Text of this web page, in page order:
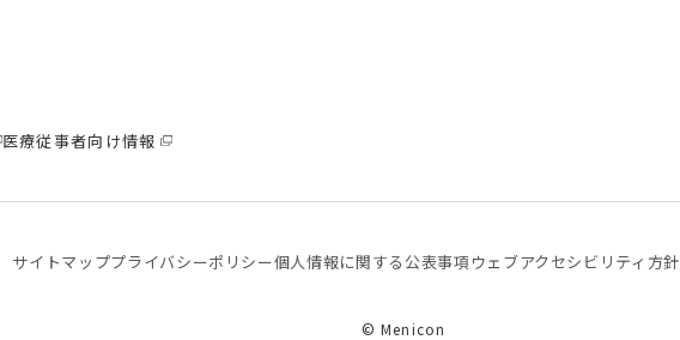
医療従事者向け情報
サイトマッププライバシーポリシー個⼈情報に関する公表事項 ウェブアクセシビリティ方針
© Menicon